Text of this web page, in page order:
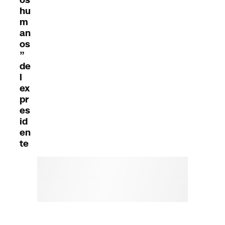
hu
m
an
os
”
de
l
ex
pr
es
id
en
te